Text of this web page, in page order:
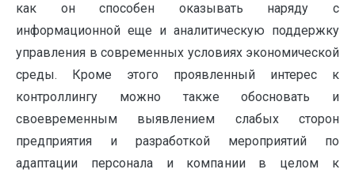
как он способен оказывать наряду с
информационной еще и аналитическую поддержку
управления в современных условиях экономической
среды. Кроме этого проявленный интерес к
контроллингу можно также обосновать и
своевременным выявлением слабых сторон
предприятия и разработкой мероприятий по
адаптации персонала и компании в целом к